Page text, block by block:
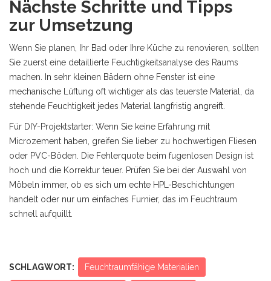
Nächste Schritte und Tipps
zur Umsetzung
Wenn Sie planen, Ihr Bad oder Ihre Küche zu renovieren, sollten
Sie zuerst eine detaillierte Feuchtigkeitsanalyse des Raums
machen. In sehr kleinen Bädern ohne Fenster ist eine
mechanische Lüftung oft wichtiger als das teuerste Material, da
stehende Feuchtigkeit jedes Material langfristig angreift.
Für DIY-Projektstarter: Wenn Sie keine Erfahrung mit
Microzement haben, greifen Sie lieber zu hochwertigen Fliesen
oder PVC-Böden. Die Fehlerquote beim fugenlosen Design ist
hoch und die Korrektur teuer. Prüfen Sie bei der Auswahl von
Möbeln immer, ob es sich um echte HPL-Beschichtungen
handelt oder nur um einfaches Furnier, das im Feuchtraum
schnell aufquillt.
SCHLAGWORT: Feuchtraumfähige Materialien